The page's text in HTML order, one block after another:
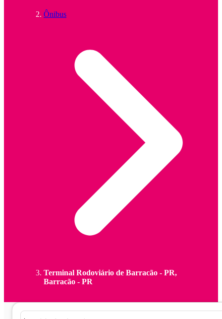
Ônibus
Terminal Rodoviário de Barracão - PR,
Barracão - PR